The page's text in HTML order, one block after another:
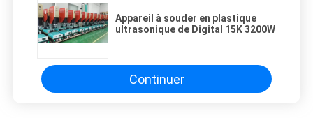
Appareil à souder en plastique
ultrasonique de Digital 15K 3200W
Continuer